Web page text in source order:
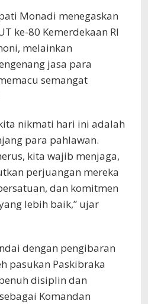
Monadi menegaskan
ke-80 Kemerdekaan RI
melainkan
jasa para
semangat
nikmati hari ini adalah
para pahlawan.
kita wajib menjaga,
perjuangan mereka
dan komitmen
lebih baik,” ujar
dengan pengibaran
pasukan Paskibraka
disiplin dan
Komandan